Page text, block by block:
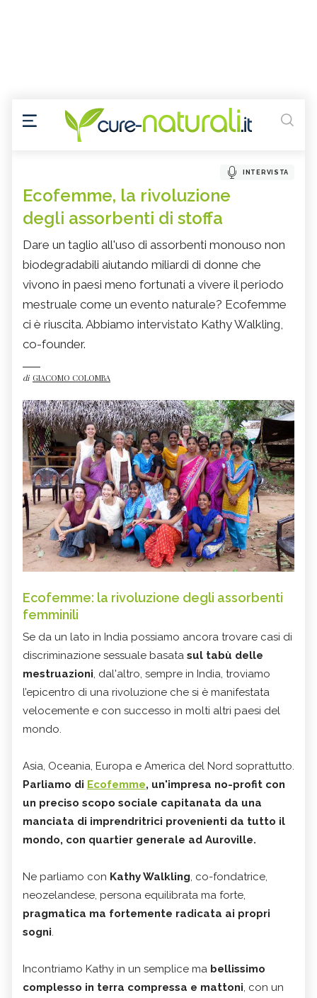
INTERVISTA
Ecofemme, la rivoluzione
degli assorbenti di stoffa
Dare un taglio all'uso di assorbenti monouso non
biodegradabili aiutando miliardi di donne che
vivono in paesi meno fortunati a vivere il periodo
mestruale come un evento naturale? Ecofemme
ci è riuscita. Abbiamo intervistato Kathy Walkling,
co-founder.
di GIACOMO COLOMBA
Ecofemme: la rivoluzione degli assorbenti
femminili
Se da un lato in India possiamo ancora trovare casi di
discriminazione sessuale basata sul tabù delle
mestruazioni, dal'altro, sempre in India, troviamo
l’epicentro di una rivoluzione che si è manifestata
velocemente e con successo in molti altri paesi del
mondo.
Asia, Oceania, Europa e America del Nord soprattutto.
Parliamo di Ecofemme, un'impresa no-profit con
un preciso scopo sociale capitanata da una
manciata di imprendritrici provenienti da tutto il
mondo, con quartier generale ad Auroville.
Ne parliamo con Kathy Walkling, co-fondatrice,
neozelandese, persona equilibrata ma forte,
pragmatica ma fortemente radicata ai propri
sogni.
Incontriamo Kathy in un semplice ma bellissimo
complesso in terra compressa e mattoni, con un